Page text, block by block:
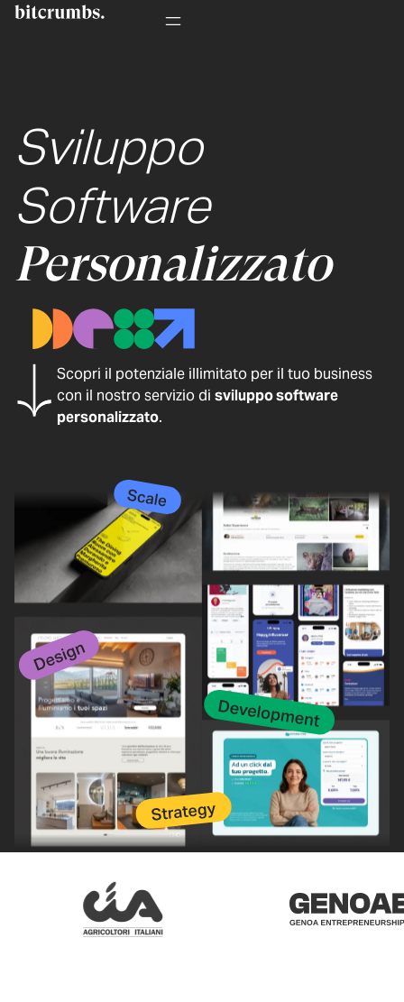
Sviluppo
Software
Personalizzato
Scopri il potenziale illimitato per il tuo business
con il nostro servizio disviluppo software
personalizzato.